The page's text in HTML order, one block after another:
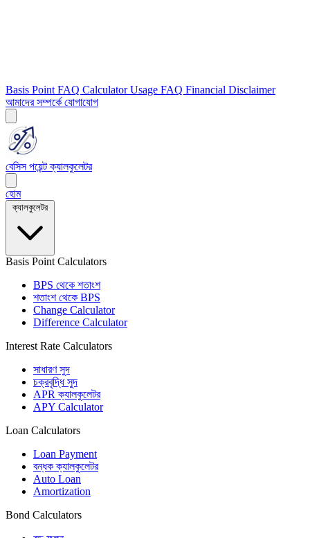
Basis Point FAQ Calculator Usage FAQ Financial Disclaimer
আমাদের সম্পর্কে যোগাযোগ
বেসিস পয়েন্ট ক্যালকুলেটর
হোম
Basis Point Calculators
BPS থেকে শতাংশ
শতাংশ থেকে BPS
Change Calculator
Difference Calculator
Interest Rate Calculators
সাধারণ সুদ
চক্রবৃদ্ধি সুদ
APR ক্যালকুলেটর
APY Calculator
Loan Calculators
Loan Payment
বন্ধক ক্যালকুলেটর
Auto Loan
Amortization
Bond Calculators